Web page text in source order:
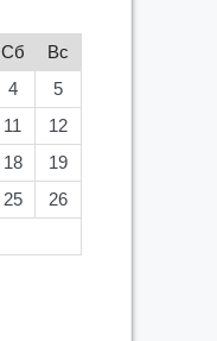
Сб
Вс
4
5
11
12
18
19
25
26